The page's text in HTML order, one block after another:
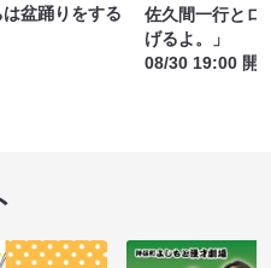
盆踊りをする
佐久間一行とロ
げるよ。」
08/30 19:00 開